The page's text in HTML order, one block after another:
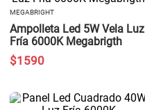
MEGABRIGHT
Ampolleta Led 5W Vela Luz
Fría 6000K Megabrigth
$1590